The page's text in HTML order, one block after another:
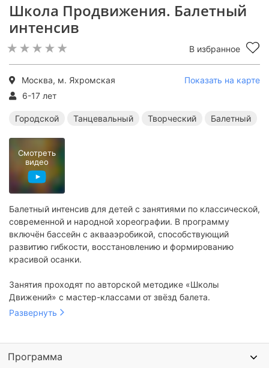
Школа Продвижения. Балетный
интенсив
В избранное
Москва, м. Яхромская
Показать на карте
6-17 лет
Городской Танцевальный Творческий Балетный
Балетный интенсив для детей с занятиями по классической,
современной и народной хореографии. В программу
включён бассейн с аквааэробикой, способствующий
развитию гибкости, восстановлению и формированию
красивой осанки.
Занятия проходят по авторской методике «Школы
Движений» с мастер-классами от звёзд балета.
Развернуть
Смотреть
видео
Программа
Летние лагеря в Москве Летние городские лагеря
Летние танцевальные лагеря